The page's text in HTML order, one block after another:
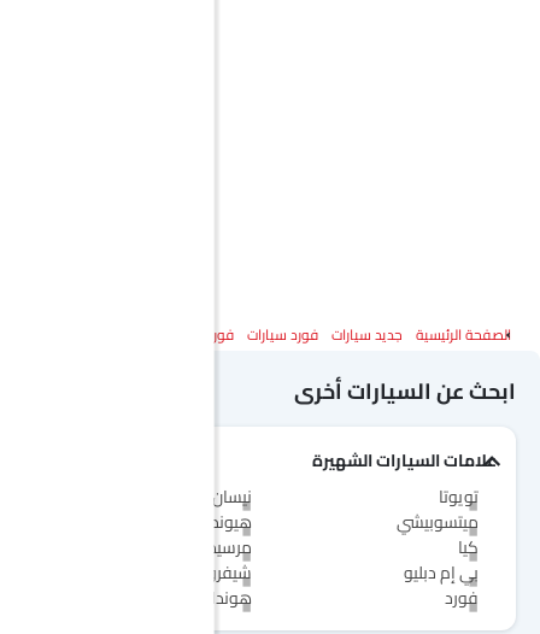
الصفحة الرئيسية جديد سيارات فورد سيارات فورد فان ترانزيت
ابحث عن السيارات أخرى
علامات السيارات الشهيرة
تويوتا
نيسان
ميتسوبيشي
هيونداي
كيا
مرسيدس-بنز
بي إم دبليو
شيفروليه
فورد
هوندا